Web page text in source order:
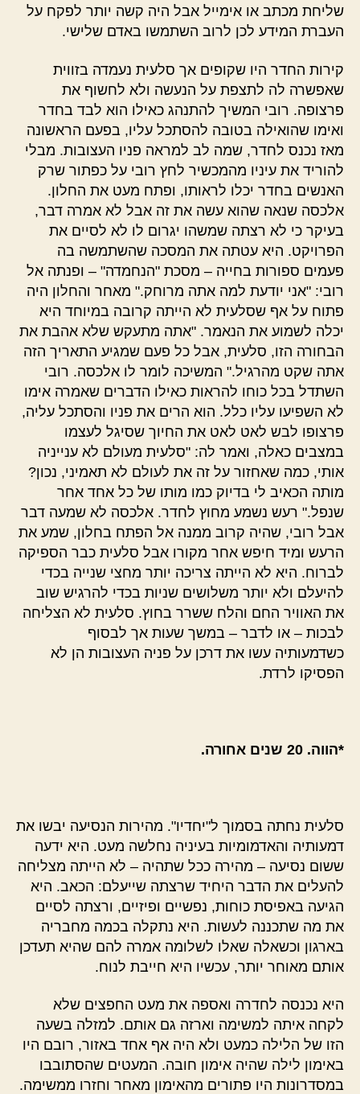
שליחת מכתב או אימייל אבל היה קשה יותר לפקח על
העברת המידע לכן לרוב השתמשו באדם שלישי.
קירות החדר היו שקופים אך סלעית נעמדה בזווית
שאפשרה לה לתצפת על הנעשה ולא לחשוף את
פרצופה. רובי המשיך להתנהג כאילו הוא לבד בחדר
ואימו שהואילה בטובה להסתכל עליו, בפעם הראשונה
מאז נכנס לחדר, שמה לב למראה פניו העצובות. מבלי
להוריד את עיניו מהמכשיר לחץ רובי על כפתור שרק
האנשים בחדר יכלו לראותו, ופתח מעט את החלון.
אלכסה שנאה שהוא עשה את זה אבל לא אמרה דבר,
בעיקר כי לא רצתה שמשהו יגרום לו לא לסיים את
הפרויקט. היא עטתה את המסכה שהשתמשה בה
פעמים ספורות בחייה – מסכת "הנחמדה" – ופנתה אל
רובי: "אני יודעת למה אתה מרוחק." מאחר והחלון היה
פתוח על אף שסלעית לא הייתה קרובה במיוחד היא
יכלה לשמוע את הנאמר. "אתה מתעקש שלא אהבת את
הבחורה הזו, סלעית, אבל כל פעם שמגיע התאריך הזה
אתה שקט מהרגיל." המשיכה לומר לו אלכסה. רובי
השתדל בכל כוחו להראות כאילו הדברים שאמרה אימו
לא השפיעו עליו כלל. הוא הרים את פניו והסתכל עליה,
פרצופו לבש לאט לאט את החיוך שסיגל לעצמו
במצבים כאלה, ואמר לה: "סלעית מעולם לא ענייניה
אותי, כמה שאחזור על זה את לעולם לא תאמיני, נכון?
מותה הכאיב לי בדיוק כמו מותו של כל אחד אחר
שנפל." רעש נשמע מחוץ לחדר. אלכסה לא שמעה דבר
אבל רובי, שהיה קרוב ממנה אל הפתח בחלון, שמע את
הרעש ומיד חיפש אחר מקורו אבל סלעית כבר הספיקה
לברוח. היא לא הייתה צריכה יותר מחצי שנייה בכדי
להיעלם ולא יותר משלושים שניות בכדי להרגיש שוב
את האוויר החם והלח ששרר בחוץ. סלעית לא הצליחה
לבכות – או לדבר – במשך שעות אך לבסוף
כשדמעותיה עשו את דרכן על פניה העצובות הן לא
הפסיקו לרדת.
*הווה. 20 שנים אחורה.
סלעית נחתה בסמוך ל"יחדיו". מהירות הנסיעה יבשו את
דמעותיה והאדמומיות בעיניה נחלשה מעט. היא ידעה
ששום נסיעה – מהירה ככל שתהיה – לא הייתה מצליחה
להעלים את הדבר היחיד שרצתה שייעלם: הכאב. היא
הגיעה באפיסת כוחות, נפשיים ופיזיים, ורצתה לסיים
את מה שתכננה לעשות. היא נתקלה בכמה מחבריה
בארגון וכשאלה שאלו לשלומה אמרה להם שהיא תעדכן
אותם מאוחר יותר, עכשיו היא חייבת לנוח.
היא נכנסה לחדרה ואספה את מעט החפצים שלא
לקחה איתה למשימה וארזה גם אותם. למזלה בשעה
הזו של הלילה כמעט ולא היה אף אחד באזור, רובם היו
באימון לילה שהיה אימון חובה. המעטים שהסתובבו
במסדרונות היו פתורים מהאימון מאחר וחזרו ממשימה.